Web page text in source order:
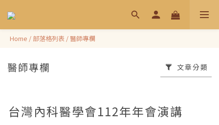
Home / 部落格列表 /醫師專欄
醫師專欄 文章分類
台灣內科醫學會112年年會演講